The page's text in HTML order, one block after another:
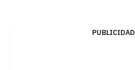
PUBLICIDAD